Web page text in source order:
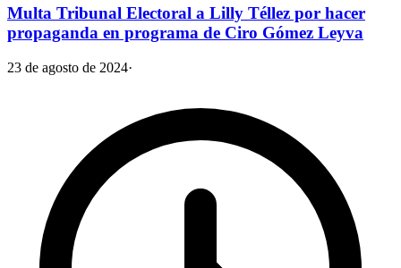
Multa Tribunal Electoral a Lilly Téllez por hacer
propaganda en programa de Ciro Gómez Leyva
23 de agosto de 2024·